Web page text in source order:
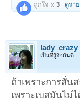
ถูกใจ x3 ดูรา
lady_crazy
เป็นที่รู้จักกันดี
ถ้าเพราะการสั่น
เพราะเบสมันไม่